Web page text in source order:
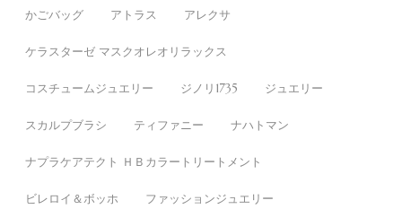
かごバッグ アトラス アレクサ
ケラスターゼ マスクオレオリラックス
コスチュームジュエリー ジノリ1735 ジュエリー
スカルプブラシ ティファニー ナハトマン
ナプラケアテクト ＨＢカラートリートメント
ビレロイ＆ボッホ ファッションジュエリー